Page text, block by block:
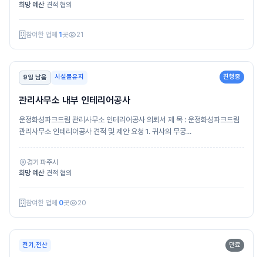
희망 예산 견적 협의
참여한 업체 1 곳 21
9일 남음 시설물유지 진행중
관리사무소 내부 인테리어공사
운정화성파크드림 관리사무소 인테리어공사 의뢰서 제 목 : 운정화성파크드림
관리사무소 인테리어공사 견적 및 제안 요청 1. 귀사의 무궁...
경기 파주시
희망 예산 견적 협의
참여한 업체 0곳 20
전기,전산 만료